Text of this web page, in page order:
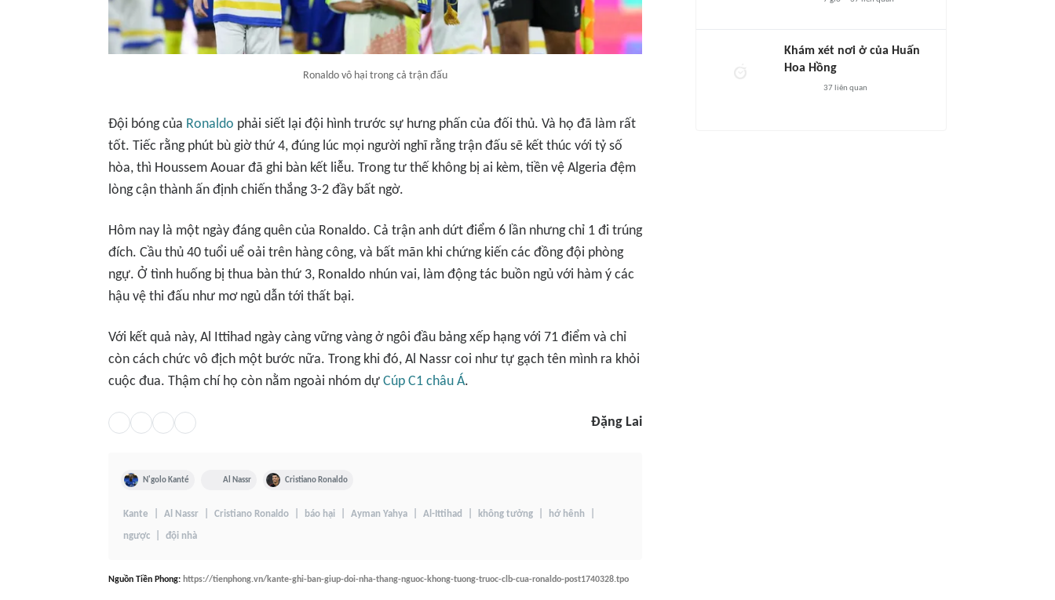
Ronaldo vô hại trong cả trận đấu
Đội bóng của Ronaldo phải siết lại đội hình trước sự hưng phấn của đối thủ. Và họ đã làm rất
tốt. Tiếc rằng phút bù giờ thứ 4, đúng lúc mọi người nghĩ rằng trận đấu sẽ kết thúc với tỷ số
hòa, thì Houssem Aouar đã ghi bàn kết liễu. Trong tư thế không bị ai kèm, tiền vệ Algeria đệm
lòng cận thành ấn định chiến thắng 3-2 đầy bất ngờ.
Hôm nay là một ngày đáng quên của Ronaldo. Cả trận anh dứt điểm 6 lần nhưng chỉ 1 đi trúng
đích. Cầu thủ 40 tuổi uể oải trên hàng công, và bất mãn khi chứng kiến các đồng đội phòng
ngự. Ở tình huống bị thua bàn thứ 3, Ronaldo nhún vai, làm động tác buồn ngủ với hàm ý các
hậu vệ thi đấu như mơ ngủ dẫn tới thất bại.
Với kết quả này, Al Ittihad ngày càng vững vàng ở ngôi đầu bảng xếp hạng với 71 điểm và chỉ
còn cách chức vô địch một bước nữa. Trong khi đó, Al Nassr coi như tự gạch tên mình ra khỏi
cuộc đua. Thậm chí họ còn nằm ngoài nhóm dự Cúp C1 châu Á.
Đặng Lai
N'golo Kanté Al Nassr Cristiano Ronaldo
Kante Al Nassr Cristiano Ronaldo báo hại Ayman Yahya Al-Ittihad không tưởng hớ hênh
ngược đội nhà
Nguồn Tiền Phong: https://tienphong.vn/kante-ghi-ban-giup-doi-nha-thang-nguoc-khong-tuong-truoc-clb-cua-ronaldo-post1740328.tpo
Khám xét nơi ở của Huấn
Hoa Hồng
37liên quan